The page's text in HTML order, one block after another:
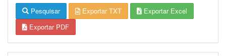
Pesquisar Exportar TXT
Exportar Excel
Exportar PDF